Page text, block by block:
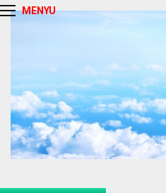
MENYU